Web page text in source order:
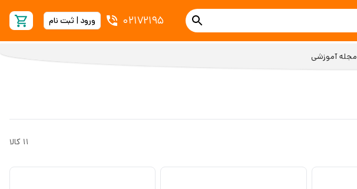
02172195 ورود | ثبت نام
مجله آموزشی
11 کالا